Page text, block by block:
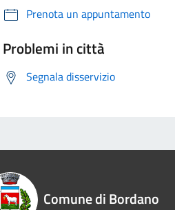
Prenota un appuntamento
Problemi in città
Segnala disservizio
Comune di Bordano